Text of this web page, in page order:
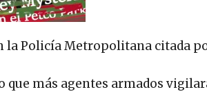
Policía Metropolitana citada
que más agentes armados